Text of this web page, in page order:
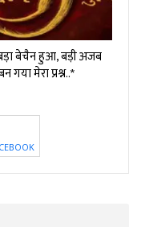
बेचैन हुआ, बड़ी अजब
गया मेरा प्रश्न..*